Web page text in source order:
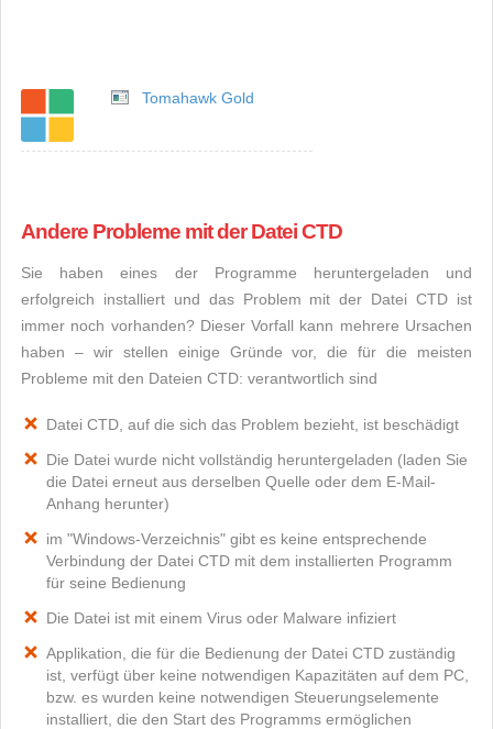
Tomahawk Gold
Andere Probleme mit der Datei CTD
Sie haben eines der Programme heruntergeladen und
erfolgreich installiert und das Problem mit der Datei CTD ist
immer noch vorhanden? Dieser Vorfall kann mehrere Ursachen
haben – wir stellen einige Gründe vor, die für die meisten
Probleme mit den Dateien CTD: verantwortlich sind
Datei CTD, auf die sich das Problem bezieht, ist beschädigt
Die Datei wurde nicht vollständig heruntergeladen (laden Sie
die Datei erneut aus derselben Quelle oder dem E-Mail-
Anhang herunter)
im "Windows-Verzeichnis" gibt es keine entsprechende
Verbindung der Datei CTD mit dem installierten Programm
für seine Bedienung
Die Datei ist mit einem Virus oder Malware infiziert
Applikation, die für die Bedienung der Datei CTD zuständig
ist, verfügt über keine notwendigen Kapazitäten auf dem PC,
bzw. es wurden keine notwendigen Steuerungselemente
installiert, die den Start des Programms ermöglichen